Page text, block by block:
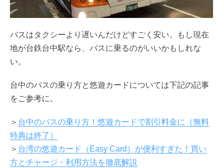
バスはタクシーより遅いんだけどすごく安い。もし現在
地が台鉄台中駅なら、バスに乗るのがいいかもしれな
い。
台中のバスの乗り方と悠遊カードについては下記の記事
をご参考に。
＞ 台中のバスの乗り方！悠遊カードで割引料金に（無料
特典は終了）
＞ 台湾の悠遊カード（Easy Card）が便利すぎた！買い
方とチャージ・利用方法を徹底解説